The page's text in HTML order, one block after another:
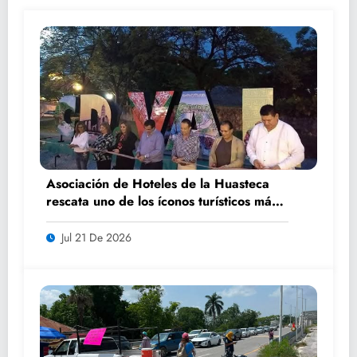
Asociación de Hoteles de la Huasteca
rescata uno de los íconos turísticos más
fotografiados de Ciudad Valles
Jul 21 De 2026